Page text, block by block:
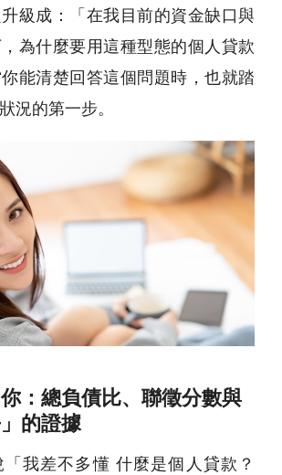
級成：「在我目前的資金缺口與
為什麼要用這種型態的個人貸款
能清楚回答這個問題時，也就踏
況的第一步。
：總負債比、聯徵分數與
」的證據
我差不多懂 什麼是個人貸款？